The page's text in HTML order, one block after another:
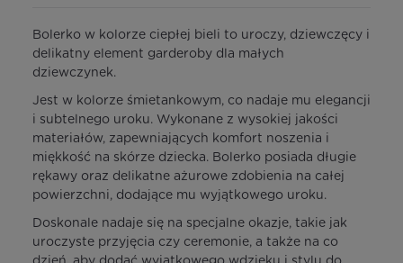
Bolerko w kolorze ciepłej bieli to uroczy, dziewczęcy i
delikatny element garderoby dla małych
dziewczynek.
Jest w kolorze śmietankowym, co nadaje mu elegancji
i subtelnego uroku. Wykonane z wysokiej jakości
materiałów, zapewniających komfort noszenia i
miękkość na skórze dziecka. Bolerko posiada długie
rękawy oraz delikatne ażurowe zdobienia na całej
powierzchni, dodające mu wyjątkowego uroku.
Doskonale nadaje się na specjalne okazje, takie jak
uroczyste przyjęcia czy ceremonie, a także na co